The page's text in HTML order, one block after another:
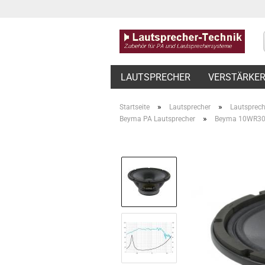
LAUTSPRECHER VERSTÄRKER
Startseite » Lautsprecher »
Beyma PA Lautsprecher » Beyma